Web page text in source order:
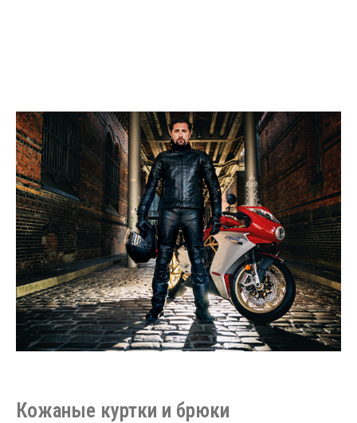
Кожаные куртки и брюки